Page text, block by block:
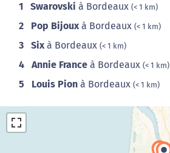
1 Swarovski à Bordeaux (< 1 km)
2 Pop Bijoux à Bordeaux (< 1 km)
3 Six à Bordeaux (< 1 km)
4 Annie France à Bordeaux (< 1 km)
5 Louis Pion à Bordeaux (< 1 km)
1